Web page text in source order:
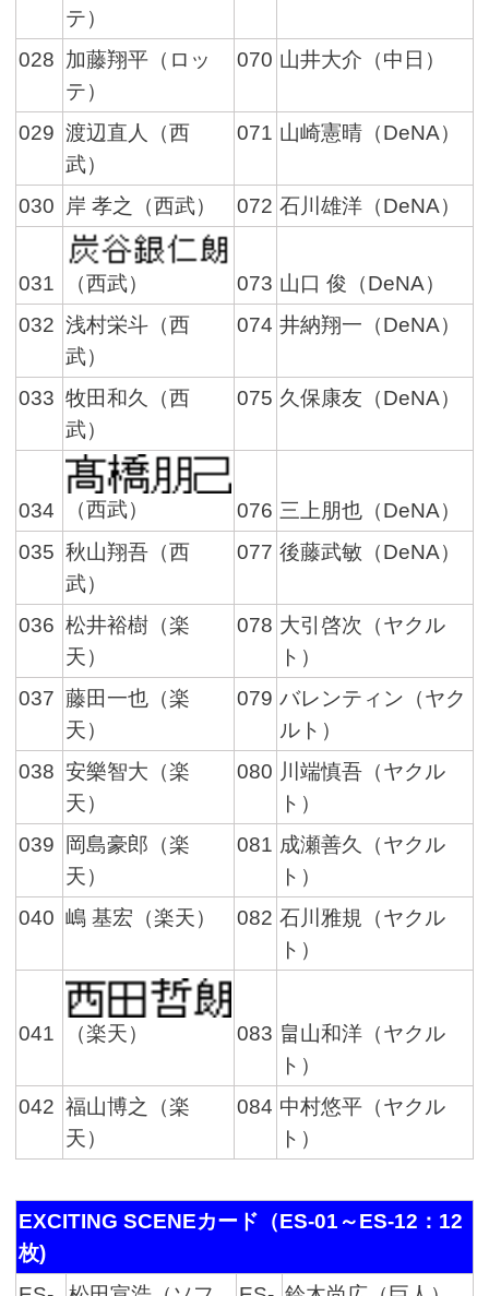
テ）
028 加藤翔平（ロッ
テ）
070 山井大介（中日）
029 渡辺直人（西
武）
071 山崎憲晴（DeNA）
030 岸 孝之（西武） 072 石川雄洋（DeNA）
031 （西武） 073 山口 俊（DeNA）
032 浅村栄斗（西
武）
074 井納翔一（DeNA）
033 牧田和久（西
武）
075 久保康友（DeNA）
034 （西武） 076 三上朋也（DeNA）
035 秋山翔吾（西
武）
077 後藤武敏（DeNA）
036 松井裕樹（楽
天）
078 大引啓次（ヤクル
ト）
037 藤田一也（楽
天）
079 バレンティン（ヤク
ルト）
038 安樂智大（楽
天）
080 川端慎吾（ヤクル
ト）
039
岡島豪郎（楽
天）
081 成瀬善久（ヤクル
ト）
040 嶋 基宏（楽天） 082 石川雅規（ヤクル
ト）
041 （楽天） 083 畠山和洋（ヤクル
ト）
042 福山博之（楽
天）
084 中村悠平（ヤクル
ト）
EXCITING SCENEカード（ES-01～ES-12：12
枚)